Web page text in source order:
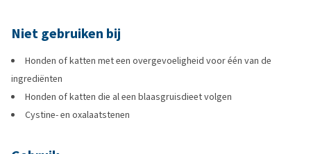
Niet gebruiken bij
Honden of katten met een overgevoeligheid voor één van de
ingrediënten
Honden of katten die al een blaasgruisdieet volgen
Cystine- en oxalaatstenen